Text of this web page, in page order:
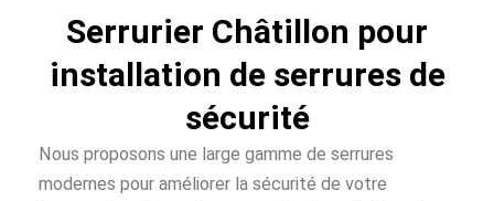
Serrurier Châtillon pour
installation de serrures de
sécurité
Nous proposons une large gamme de serrures
modernes pour améliorer la sécurité de votre